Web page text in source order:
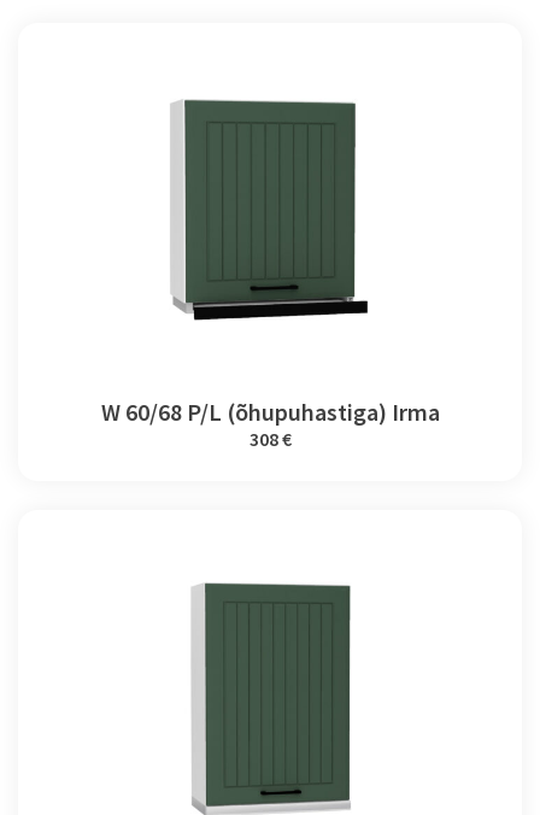
W 60/68 P/L (õhupuhastiga) Irma
308 €